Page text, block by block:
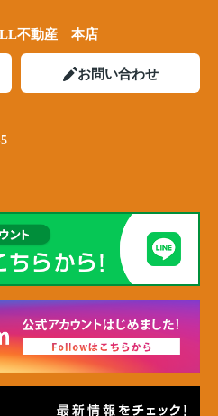
不動産 本店
お問い合わせ